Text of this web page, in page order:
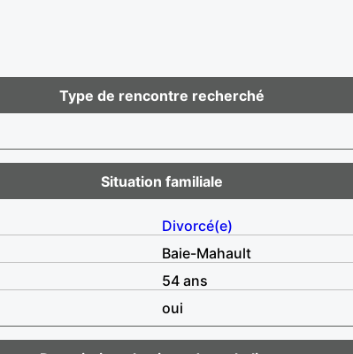
Type de rencontre recherché
Situation familiale
Divorcé(e)
Baie-Mahault
54 ans
oui